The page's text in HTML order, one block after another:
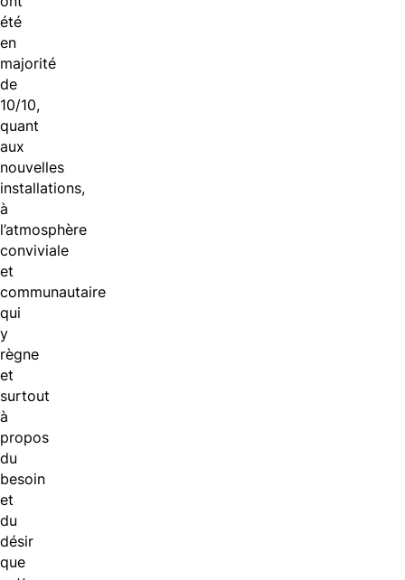
été
en
majorité
de
10/10,
quant
aux
nouvelles
installations,
à
l’atmosphère
conviviale
et
communautaire
qui
y
règne
et
surtout
à
propos
du
besoin
et
du
désir
que